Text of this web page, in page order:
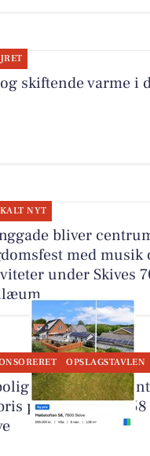
skiftende varme i
NYT
bliver
med musik
under Skives
OPSLAGSTAVLEN
Skive I/S
på Mølletoften